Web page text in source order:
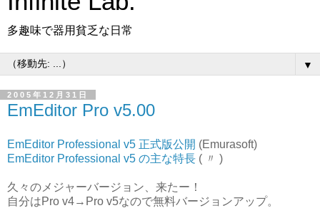
多趣味で器用貧乏な日常
▼
2005年12月31日
EmEditor Pro v5.00
EmEditor Professional v5 正式版公開 (Emurasoft)
EmEditor Professional v5 の主な特長 ( 〃 )
久々のメジャーバージョン、来たー！
自分はPro v4→Pro v5なので無料バージョンアップ。